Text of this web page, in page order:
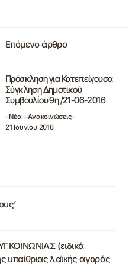
Επόμενο άρθρο
Πρόσκληση για Κατεπείγουσα
Σύγκληση Δημοτικού
Συμβουλίου 9η /21-06-2016
Νέα - Ανακοινώσεις
21 Ιουνίου 2016
(ειδικά
υπαίθριας λαϊκής αγοράς